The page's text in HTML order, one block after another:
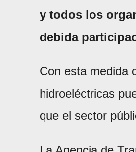
y todos los
debida
Con esta medida
hidroeléctricas
que el sector